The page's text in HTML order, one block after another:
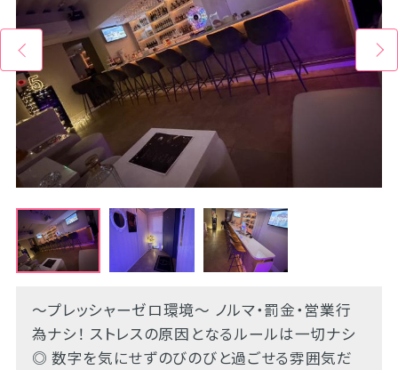
～プレッシャーゼロ環境～ ノルマ・罰金・営業行
為ナシ！ ストレスの原因となるルールは一切ナシ
◎ 数字を気にせずのびのびと過ごせる雰囲気だ